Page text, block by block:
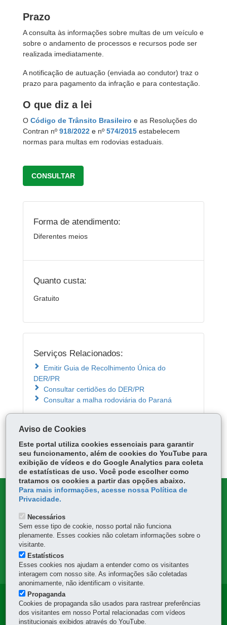
Prazo
A consulta às informações sobre multas de um veículo e
sobre o andamento de processos e recursos pode ser
realizada imediatamente.
A notificação de autuação (enviada ao condutor) traz o
prazo para pagamento da infração e para contestação.
O que diz a lei
O Código de Trânsito Brasileiro e as Resoluções do
Contran nº 918/2022 e nº 574/2015 estabelecem
normas para multas em rodovias estaduais.
CONSULTAR
Forma de atendimento:
Diferentes meios
Quanto custa:
Gratuito
Serviços Relacionados:
Emitir Guia de Recolhimento Única do
DER/PR
Consultar certidões do DER/PR
Consultar a malha rodoviária do Paraná
ÓRGÃO RESPONSÁVEL
DEIXE SUA OPINIÃO
MAPA DO SITE
DENUNCIE CORRUPÇÃO
OUVIDORIA
Navegação
Principal
Aviso de Cookies
Este portal utiliza cookies essenciais para garantir
seu funcionamento, além de cookies do YouTube para
exibição de vídeos e do Google Analytics para coleta
de estatísticas de uso. Você pode escolher como
tratamos os cookies a partir das opções abaixo.
Para mais informações, acesse nossa Política de
Privacidade.
Necessários
Sem esse tipo de cookie, nosso portal não funciona
plenamente. Esses cookies não coletam informações sobre o
visitante.
Estatísticos
Esses cookies nos ajudam a entender como os visitantes
interagem com nosso site. As informações são coletadas
anonimamente, não identificam o visitante.
Propaganda
Cookies de propaganda são usados para rastrear preferências
dos visitantes em nosso Portal relacionadas com vídeos
institucionais exibidos através do YouTube.